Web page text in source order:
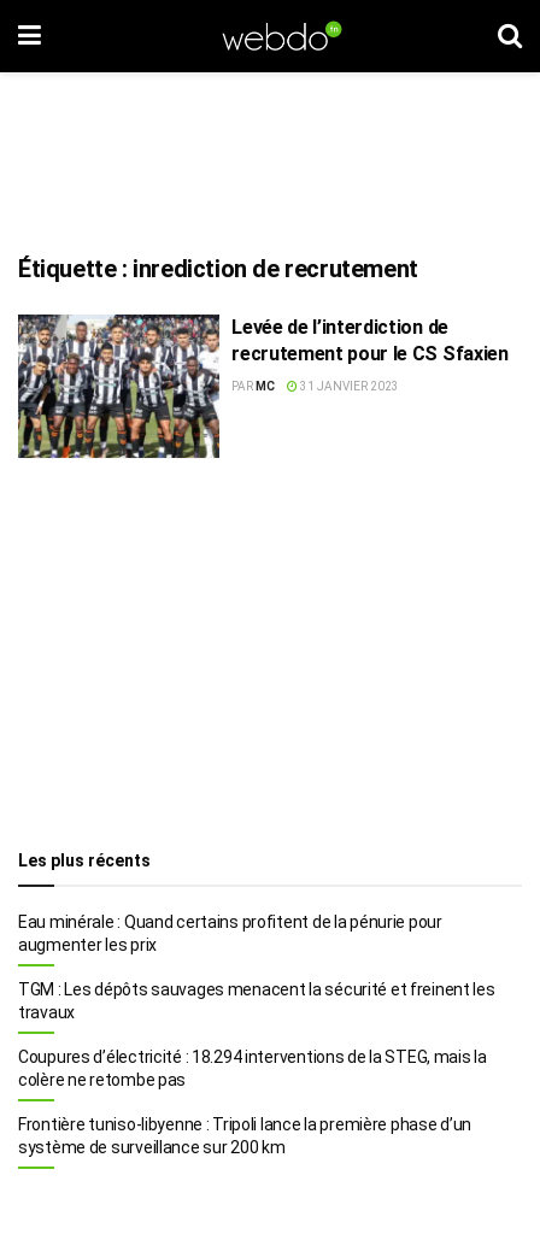
Étiquette : inrediction de recrutement
Levée de l’interdiction de
recrutement pour le CS Sfaxien
PAR MC 31 JANVIER 2023
Les plus récents
Eau minérale : Quand certains profitent de la pénurie pour
augmenter les prix
TGM : Les dépôts sauvages menacent la sécurité et freinent les
travaux
Coupures d’électricité : 18.294 interventions de la STEG, mais la
colère ne retombe pas
Frontière tuniso-libyenne : Tripoli lance la première phase d’un
système de surveillance sur 200 km